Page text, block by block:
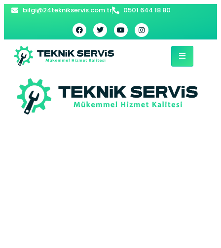
bilgi@24teknikservis.com.tr 0501 644 18 80